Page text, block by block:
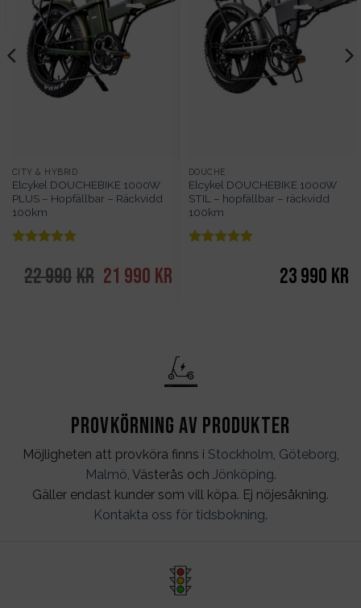
CITY & HYBRID
Elcykel DOUCHEBIKE 1000W
PLUS – Hopfällbar – Räckvidd
100km
4.78av 5
22 990kr Det
ursprungliga
21 990 kr
DOUCHE
Elcykel DOUCHEBIKE 1000W
STIL – hopfällbar – räckvidd
100km
23 990 kr
Provkörning av produkter
Möjligheten att provköra finns i Stockholm, Göteborg,
Malmö, Västerås och Jönköping.
Gäller endast kunder som vill köpa. Ej nöjesåkning.
Kontakta oss för tidsbokning.